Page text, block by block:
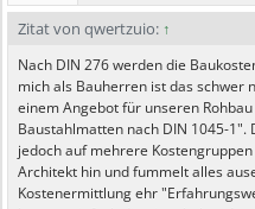
Zitat von qwertzuio: ↑
Nach DIN 276 werden die
mich als Bauherren ist das schwer
einem Angebot für unseren
Baustahlmatten nach DIN 1045-
jedoch auf mehrere
Architekt hin und fummelt alles
Kostenermittlung ehr